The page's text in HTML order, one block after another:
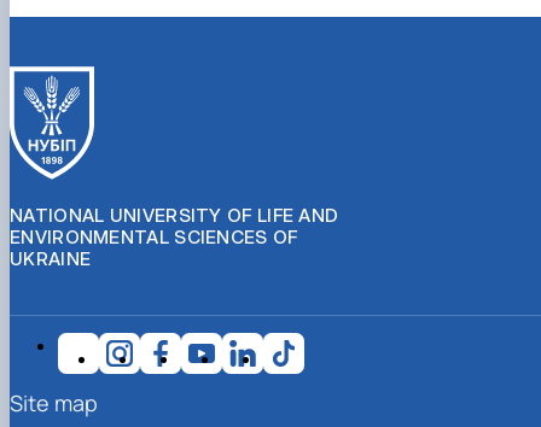
NATIONAL UNIVERSITY OF LIFE AND
ENVIRONMENTAL SCIENCES OF
UKRAINE
Site map